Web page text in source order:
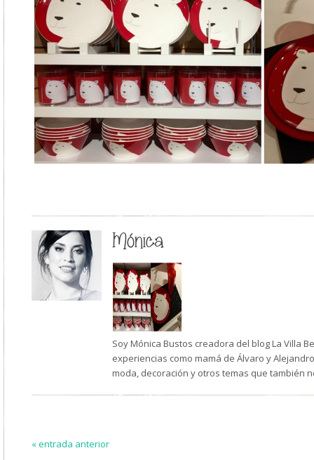
Mónica
Soy Mónica Bustos creadora del blog La Villa
experiencias como mamá de Álvaro y
moda, decoración y otros temas que también
« entrada anterior